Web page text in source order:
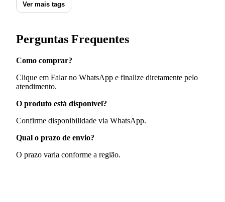
Ver mais tags
Perguntas Frequentes
Como comprar?
Clique em Falar no WhatsApp e finalize diretamente pelo
atendimento.
O produto está disponível?
Confirme disponibilidade via WhatsApp.
Qual o prazo de envio?
O prazo varia conforme a região.